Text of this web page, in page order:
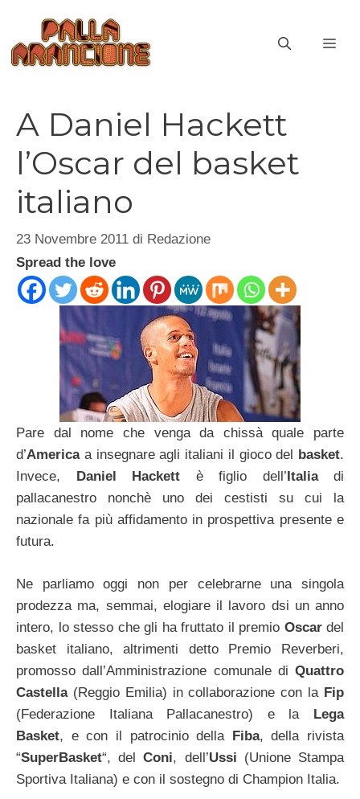
contenuto
A Daniel Hackett
l’Oscar del basket
italiano
23 Novembre 2011 di Redazione
Spread the love
Pare dal nome che venga da chissà quale parte
d’Americaa insegnare agli italiani il gioco del basket.
Invece,
Daniel Hackett è figlio dell’ Italiadi
pallacanestro nonchè uno dei cestisti su cui la
nazionale fa più affidamento in prospettiva presente e
futura.
Ne parliamo oggi non per celebrarne una singola
prodezza ma, semmai, elogiare il lavoro dsi un anno
intero, lo stesso che gli ha fruttato il premio Oscardel
basket italiano, altrimenti detto Premio Reverberi,
promosso dall’Amministrazione comunale di Quattro
Castella(Reggio Emilia) in collaborazione con la Fip
(Federazione Italiana Pallacanestro) e la Lega
Basket, e con il patrocinio della Fiba, della rivista
“SuperBasket“, delConi, dell’Ussi (Unione Stampa
Sportiva Italiana) e con il sostegno di Champion Italia.